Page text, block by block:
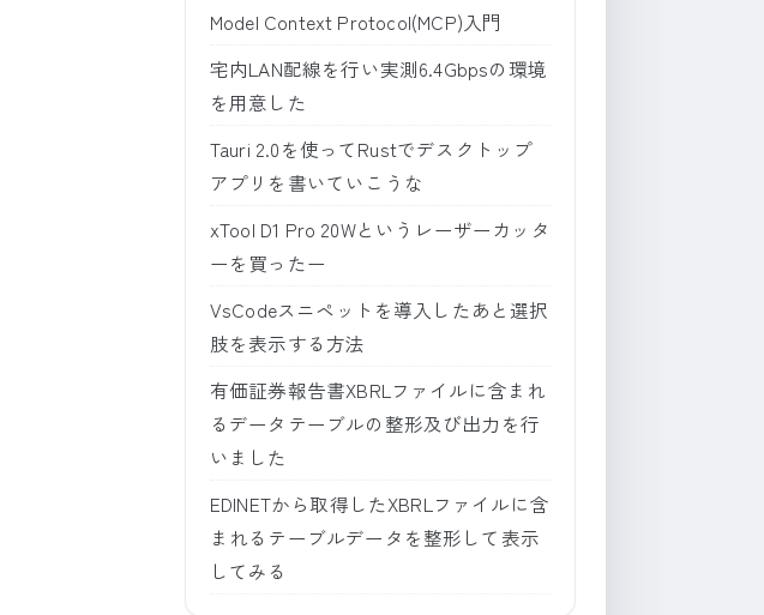
Model Context Protocol(MCP)入門
宅内LAN配線を行い実測6.4Gbpsの環境
を用意した
Tauri 2.0を使ってRustでデスクトップ
アプリを書いていこうな
xTool D1 Pro 20Wというレーザーカッタ
ーを買ったー
VsCodeスニペットを導入したあと選択
肢を表示する方法
有価証券報告書XBRLファイルに含まれ
るデータテーブルの整形及び出力を行
いました
EDINETから取得したXBRLファイルに含
まれるテーブルデータを整形して表示
してみる